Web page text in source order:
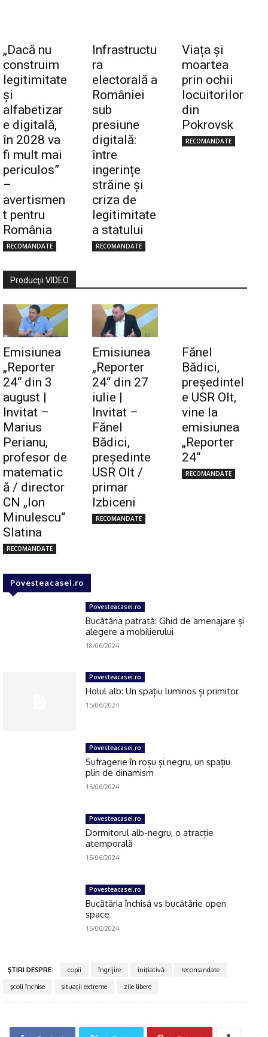
„Dacă nu
construim
legitimitate
și
alfabetizar
e digitală,
în 2028 va
fi mult mai
periculos”
–
avertismen
t pentru
România
RECOMANDATE
Infrastructu
ra
electorală a
României
sub
presiune
digitală:
între
ingerințe
străine și
criza de
legitimitate
a statului
RECOMANDATE
Viața și
moartea
prin ochii
locuitorilor
din
Pokrovsk
RECOMANDATE
Producţii VIDEO
Emisiunea
„Reporter
24“ din 3
august |
Invitat –
Marius
Perianu,
profesor de
matematic
ă / director
CN „Ion
Minulescu“
Slatina
RECOMANDATE
Emisiunea
„Reporter
24“ din 27
iulie |
Invitat –
Fănel
Bădici,
preşedinte
USR Olt /
primar
Izbiceni
RECOMANDATE
Fănel
Bădici,
preşedintel
e USR Olt,
vine la
emisiunea
„Reporter
24“
RECOMANDATE
Povesteacasei.ro
Povesteacasei.ro
Bucătăria patrată: Ghid de amenajare și
alegere a mobilierului
18/06/2024
Povesteacasei.ro
Holul alb: Un spațiu luminos și primitor
15/06/2024
Povesteacasei.ro
Sufragerie în roșu și negru, un spațiu
plin de dinamism
15/06/2024
Povesteacasei.ro
Dormitorul alb-negru, o atracție
atemporală
15/06/2024
Povesteacasei.ro
Bucătăria închisă vs bucătărie open
space
15/06/2024
ŞTIRI DESPRE: copii îngrijire iniţiativă
recomandate
şcoli închise
situaţii extreme zile libere